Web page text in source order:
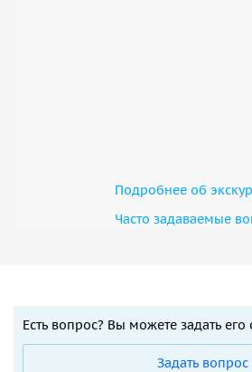
Подробнее об
Часто задаваемые
Есть вопрос? Вы можете задать его
Задать вопрос